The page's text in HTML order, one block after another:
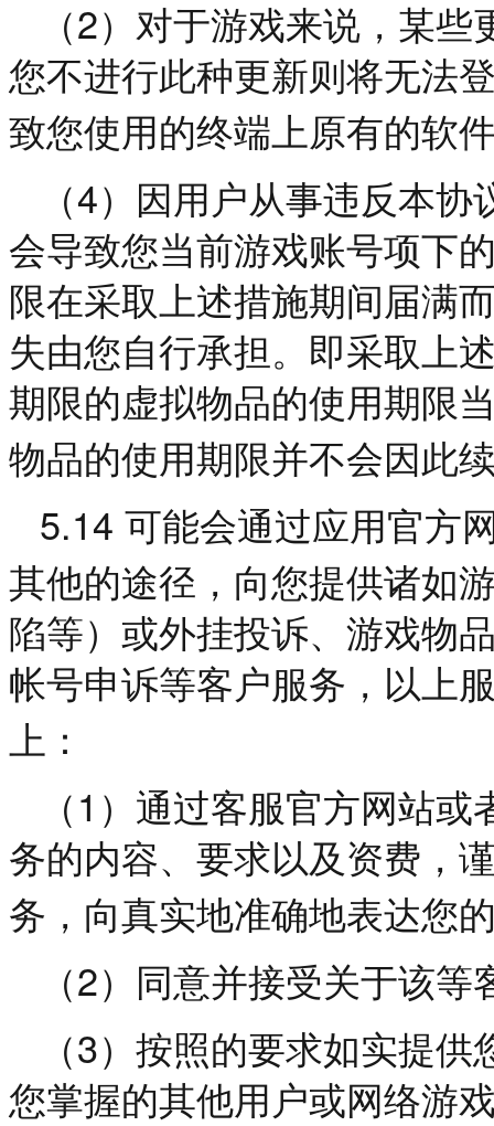
（2）对于游戏来说，某些
您不进行此种更新则将无法
致您使用的终端上原有的软
（4）因用户从事违反本协
会导致您当前游戏账号项下
限在采取上述措施期间届满
失由您自行承担。即采取上
期限的虚拟物品的使用期限
物品的使用期限并不会因此
5.14 可能会通过应用官方
其他的途径，向您提供诸如
陷等）或外挂投诉、游戏物
帐号申诉等客户服务，以上
上：
（ 1 ）通过客服官方网站或
务的内容、要求以及资费，
务，向真实地准确地表达您
（2）同意并接受关于该等
（3）按照的要求如实提供
您掌握的其他用户或网络游